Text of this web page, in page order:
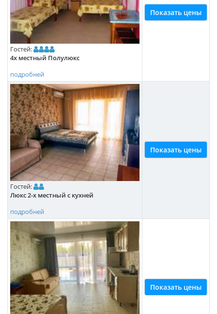
Гостей:
4х местный Полулюкс
подробней
Показать цены
Гостей:
Люкс 2-х местный с кухней
подробней
Показать цены
Показать цены